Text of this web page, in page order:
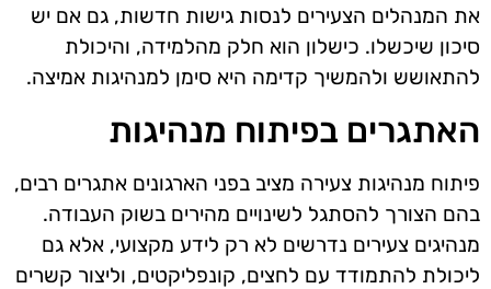
את המנהלים הצעירים לנסות גישות חדשות, גם אם יש
סיכון שיכשלו. כישלון הוא חלק מהלמידה, והיכולת
להתאושש ולהמשיך קדימה היא סימן למנהיגות אמיצה.
האתגרים בפיתוח מנהיגות
פיתוח מנהיגות צעירה מציב בפני הארגונים אתגרים רבים,
בהם הצורך להסתגל לשינויים מהירים בשוק העבודה.
מנהיגים צעירים נדרשים לא רק לידע מקצועי, אלא גם
ליכולת להתמודד עם לחצים, קונפליקטים, וליצור קשרים